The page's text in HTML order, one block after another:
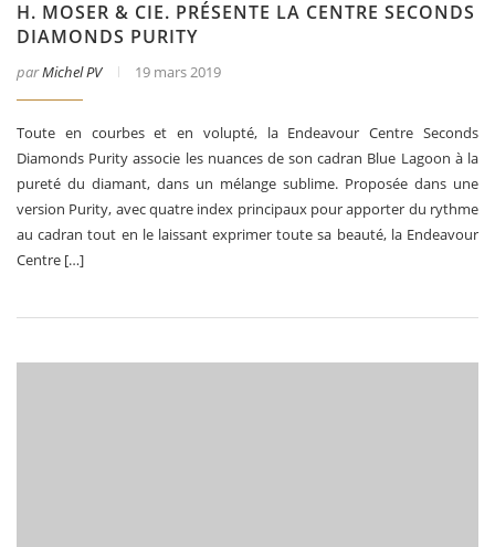
H. MOSER & CIE. PRÉSENTE LA CENTRE SECONDS
DIAMONDS PURITY
parMichel PV 19 mars 2019
Toute en courbes et en volupté, la Endeavour Centre Seconds
Diamonds Purity associe les nuances de son cadran Blue Lagoon à la
pureté du diamant, dans un mélange sublime. Proposée dans une
version Purity, avec quatre index principaux pour apporter du rythme
au cadran tout en le laissant exprimer toute sa beauté, la Endeavour
Centre […]